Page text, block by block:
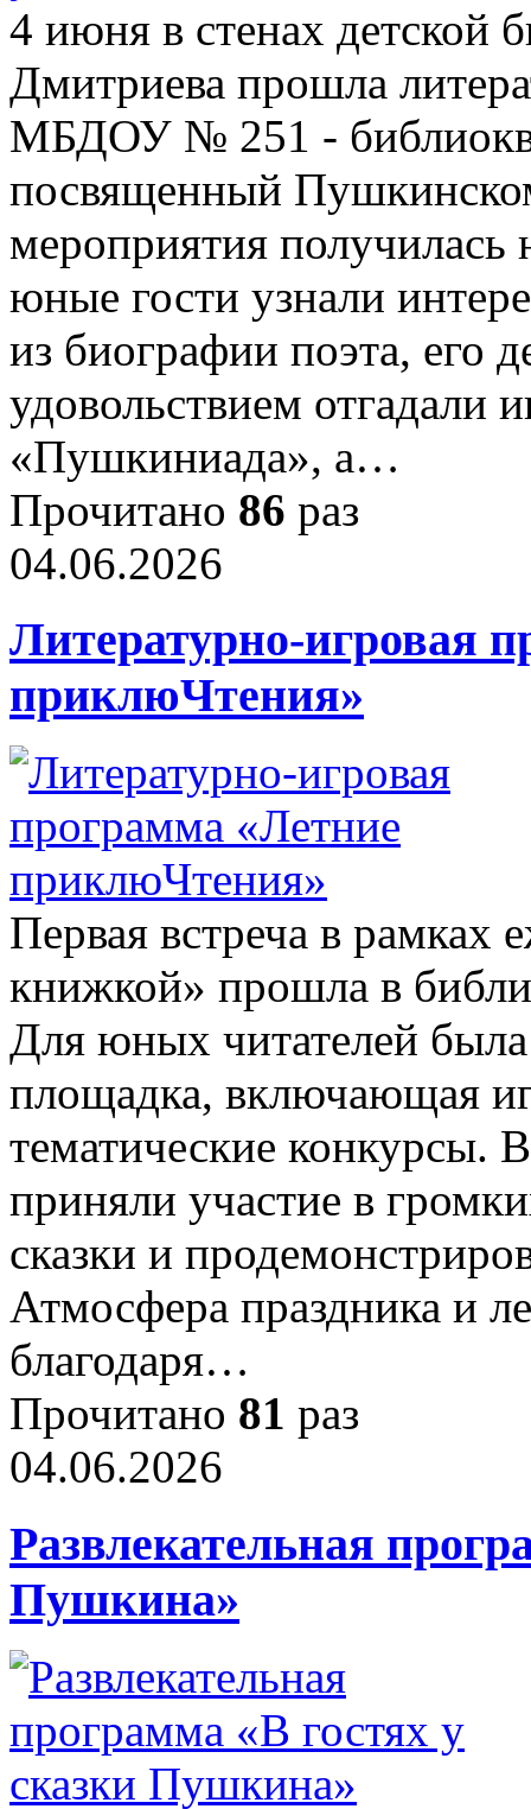
4 июня в стенах
Дмитриева прошла
МБДОУ № 251 -
посвященный
мероприятия получилась
юные гости узнали
из биографии поэта, его
удовольствием отгадали
«Пушкиниада», а…
Прочитано 86 раз
04.06.2026
Литературно-игровая
приклюЧтения»
Первая встреча в рамках
книжкой» прошла в
Для юных читателей была
площадка, включающая
тематические конкурсы.
приняли участие в
сказки и
Атмосфера праздника и
благодаря…
Прочитано 81 раз
04.06.2026
Развлекательная
Пушкина»